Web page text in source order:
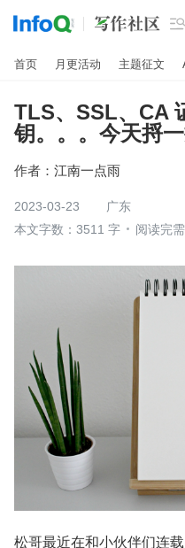

首页 月更活动 主题征文
TLS、SSL、CA
钥。。。今天捋一
作者： 江南一点雨
2023-03-23
广东
本文字数：3511 字
阅读完
松哥最近在和小伙伴们连